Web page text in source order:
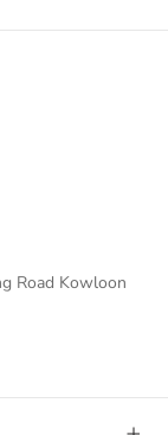
Road Kowloon